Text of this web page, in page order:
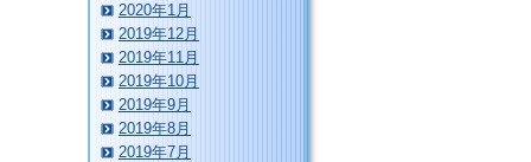
2020年1月
2019年12月
2019年11月
2019年10月
2019年9月
2019年8月
2019年7月